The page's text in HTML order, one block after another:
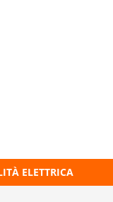
ELETTRICA